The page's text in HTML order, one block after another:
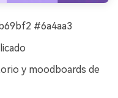
#6a4aa3
y moodboards de